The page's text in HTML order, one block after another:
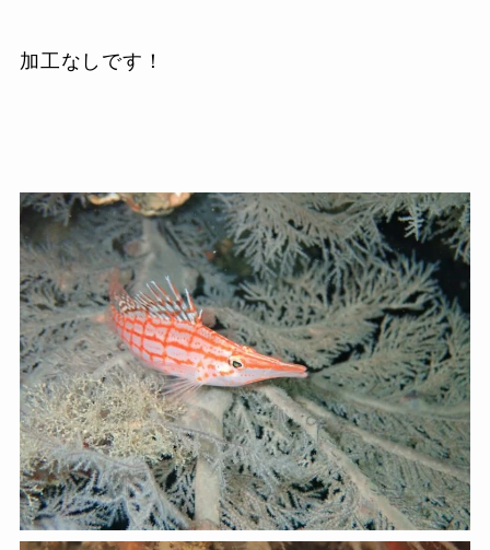
加工なしです！